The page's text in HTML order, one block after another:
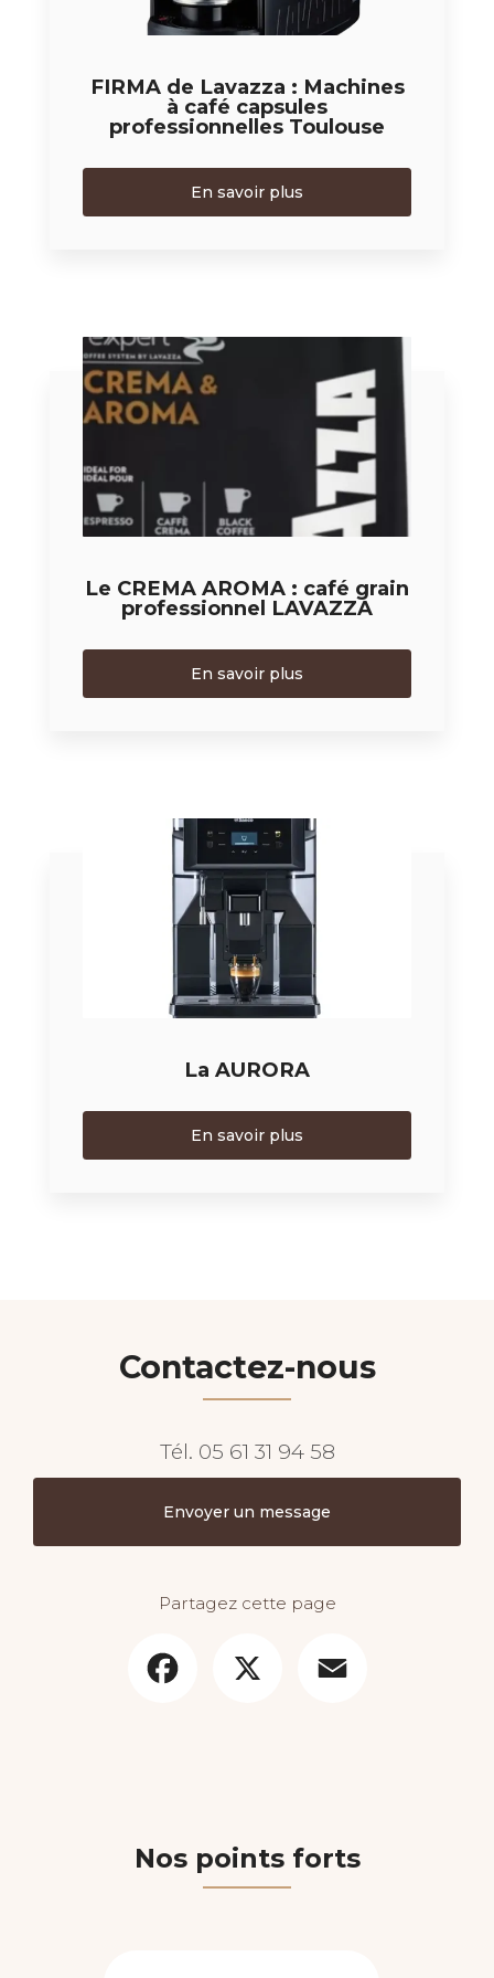
FIRMA de Lavazza : Machines
à café capsules
professionnelles Toulouse
En savoir plus
Le CREMA AROMA : café grain
professionnel LAVAZZA
En savoir plus
La AURORA
En savoir plus
Contactez-nous
Tél. 05 61 31 94 58
Envoyer un message
Partagez cette page
Nos points forts